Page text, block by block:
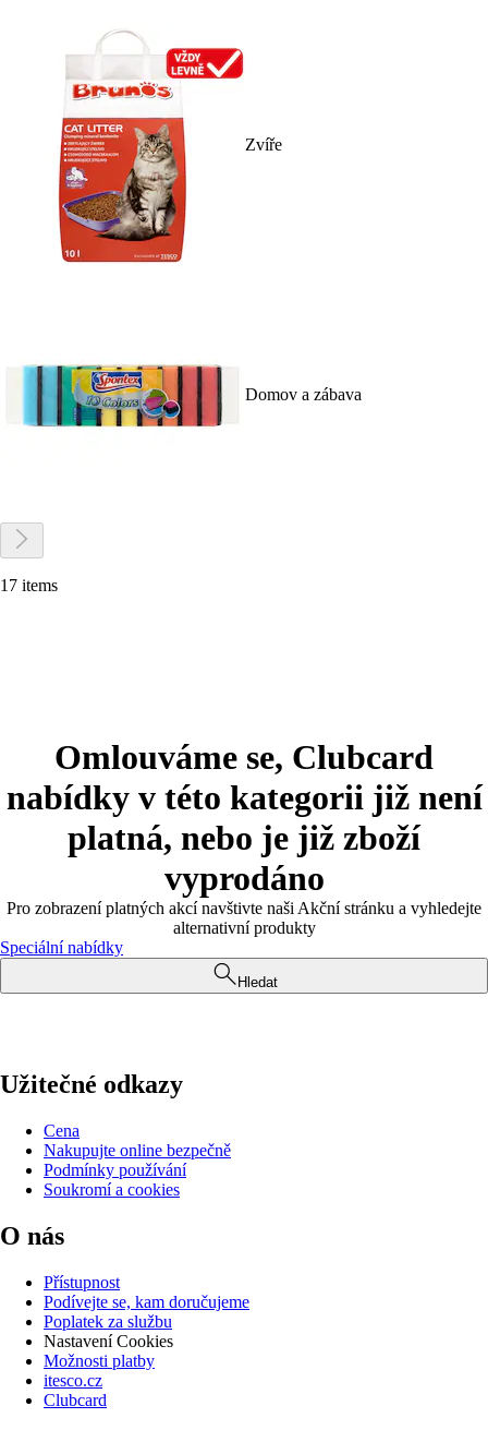
Zvíře
Domov a zábava
17 items
Omlouváme se, Clubcard
nabídky v této kategorii již není
platná, nebo je již zboží
vyprodáno
Pro zobrazení platných akcí navštivte naši Akční stránku a vyhledejte
alternativní produkty
Speciální nabídky
Hledat
Užitečné odkazy
Cena
Nakupujte online bezpečně
Podmínky používání
Soukromí a cookies
O nás
Přístupnost
Podívejte se, kam doručujeme
Poplatek za službu
Nastavení Cookies
Možnosti platby
itesco.cz
Clubcard